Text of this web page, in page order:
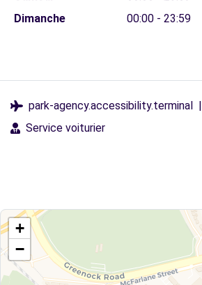
Dimanche
00:00 - 23:59
park-agency.accessibility.terminal |
Service voiturier
+
−